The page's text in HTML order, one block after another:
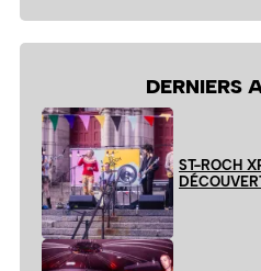
DERNIERS
ST-ROCH